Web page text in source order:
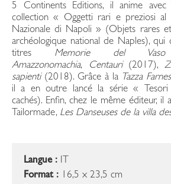
5 Continents Editions, il anime avec
collection « Oggetti rari e preziosi al
Nazionale di Napoli » (Objets rares
archéologique national de Naples),
titres Memorie del
Amazzonomachia, Centauri (2017),
sapienti (2018). Grâce à la Tazza
il a en outre lancé la série « Tesori
cachés). Enfin, chez le même éditeur, il
Tailormade, Les Danseuses de la villa
Langue : IT
Format : 16,5 x 23,5 cm